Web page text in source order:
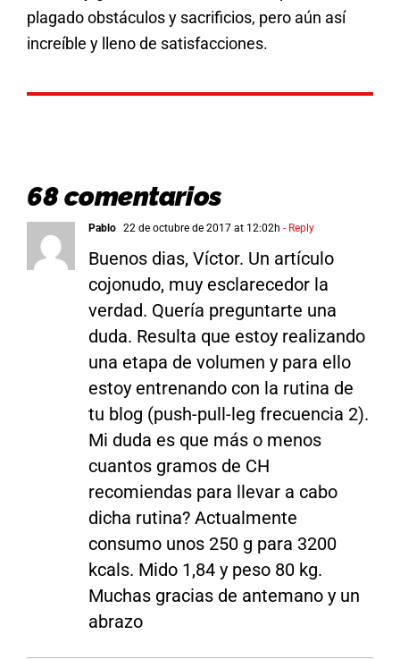
plagado obstáculos y sacrificios, pero aún así
increíble y lleno de satisfacciones.
68 comentarios
Pablo 22 de octubre de 2017 at 12:02h - Reply
Buenos dias, Víctor. Un artículo
cojonudo, muy esclarecedor la
verdad. Quería preguntarte una
duda. Resulta que estoy realizando
una etapa de volumen y para ello
estoy entrenando con la rutina de
tu blog (push-pull-leg frecuencia 2).
Mi duda es que más o menos
cuantos gramos de CH
recomiendas para llevar a cabo
dicha rutina? Actualmente
consumo unos 250 g para 3200
kcals. Mido 1,84 y peso 80 kg.
Muchas gracias de antemano y un
abrazo